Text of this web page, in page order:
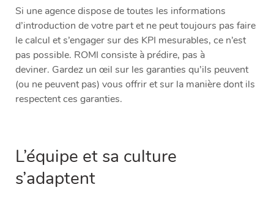
Si une agence dispose de toutes les informations
d’introduction de votre part et ne peut toujours pas faire
le calcul et s’engager sur des KPI mesurables, ce n’est
pas possible. ROMI consiste à prédire, pas à
deviner. Gardez un œil sur les garanties qu’ils peuvent
(ou ne peuvent pas) vous offrir et sur la manière dont ils
respectent ces garanties.
L’équipe et sa culture
s’adaptent